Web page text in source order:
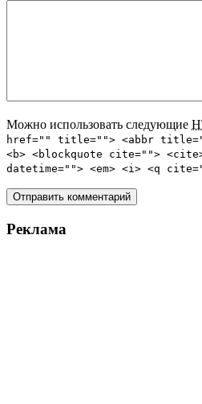
Можно использовать следующие
href="" title=""> <abbr
<b> <blockquote cite="">
datetime=""> <em> <i> <q
Реклама